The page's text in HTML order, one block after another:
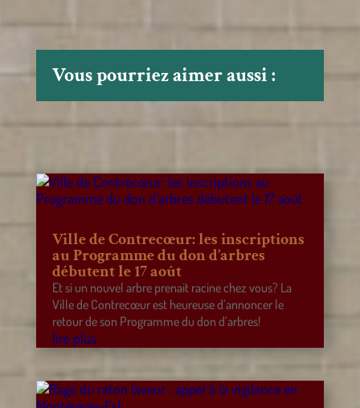
Vous pourriez aimer aussi :
Ville de Contrecœur: les inscriptions
au Programme du don d’arbres
débutent le 17 août
Et si un nouvel arbre prenait racine chez vous? La
Ville de Contrecœur est heureuse d’annoncer le
retour de son Programme du don d’arbres!
lire plus